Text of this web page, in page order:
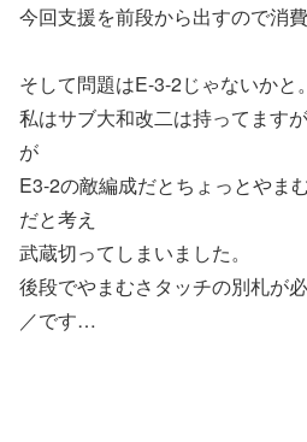
今回支援を前段から出すので消
そして問題はE-3-2じゃないかと。
私はサブ大和改二は持ってます
が
E3-2の敵編成だとちょっとやま
だと考え
武蔵切ってしまいました。
後段でやまむさタッチの別札が
／です…